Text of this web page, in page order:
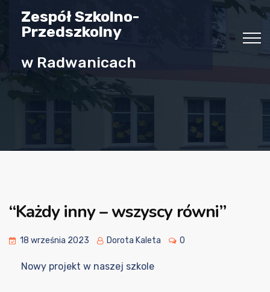
Zespół Szkolno-
Przedszkolny
w Radwanicach
“Każdy inny – wszyscy równi”
18 września 2023 Dorota Kaleta 0
Nowy projekt w naszej szkole